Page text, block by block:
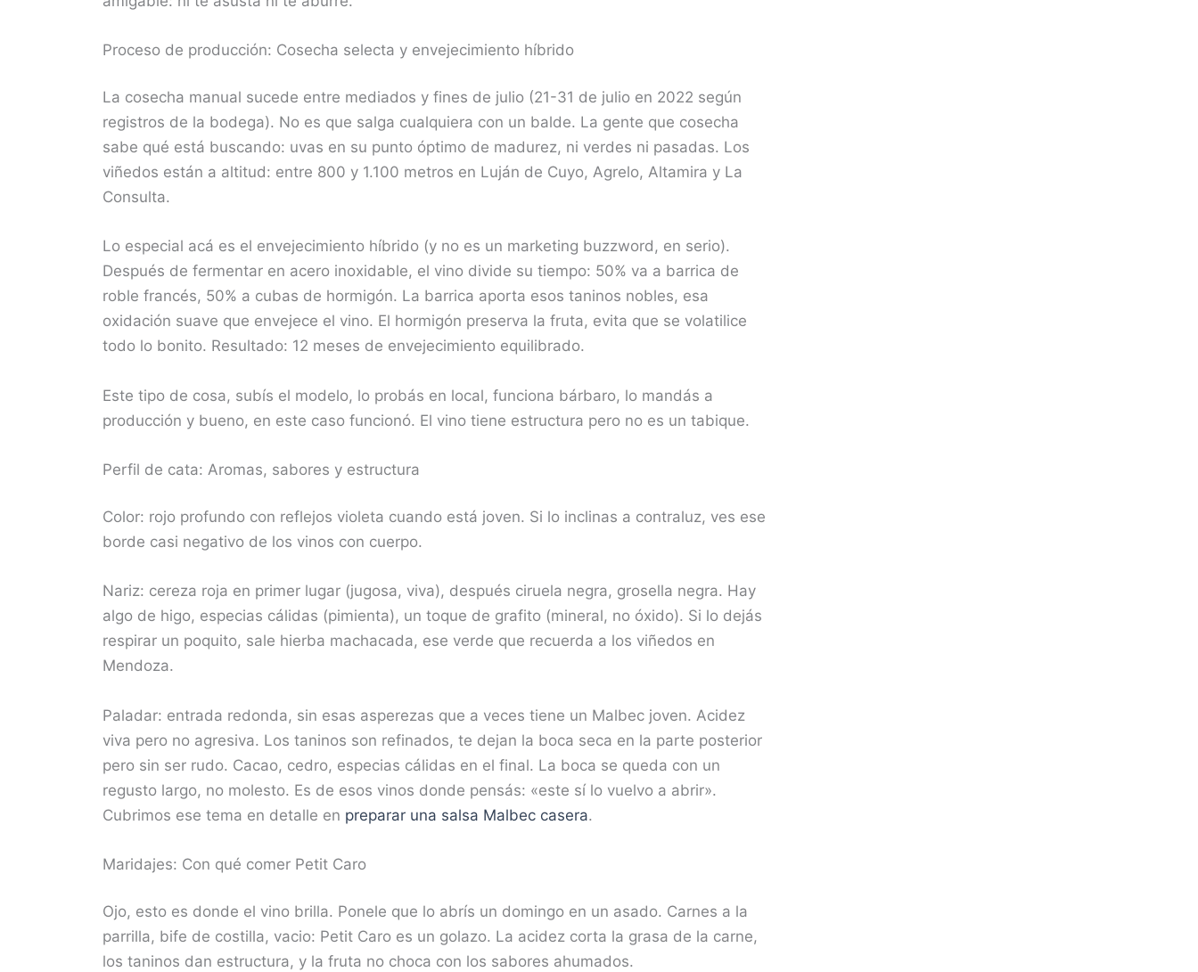
Proceso de producción: Cosecha selecta y envejecimiento híbrido
La cosecha manual sucede entre mediados y fines de julio (21-31 de julio en 2022 según
registros de la bodega). No es que salga cualquiera con un balde. La gente que cosecha
sabe qué está buscando: uvas en su punto óptimo de madurez, ni verdes ni pasadas. Los
viñedos están a altitud: entre 800 y 1.100 metros en Luján de Cuyo, Agrelo, Altamira y La
Consulta.
Lo especial acá es el envejecimiento híbrido (y no es un marketing buzzword, en serio).
Después de fermentar en acero inoxidable, el vino divide su tiempo: 50% va a barrica de
roble francés, 50% a cubas de hormigón. La barrica aporta esos taninos nobles, esa
oxidación suave que envejece el vino. El hormigón preserva la fruta, evita que se volatilice
todo lo bonito. Resultado: 12 meses de envejecimiento equilibrado.
Este tipo de cosa, subís el modelo, lo probás en local, funciona bárbaro, lo mandás a
producción y bueno, en este caso funcionó. El vino tiene estructura pero no es un tabique.
Perfil de cata: Aromas, sabores y estructura
Color: rojo profundo con reflejos violeta cuando está joven. Si lo inclinas a contraluz, ves ese
borde casi negativo de los vinos con cuerpo.
Nariz: cereza roja en primer lugar (jugosa, viva), después ciruela negra, grosella negra. Hay
algo de higo, especias cálidas (pimienta), un toque de grafito (mineral, no óxido). Si lo dejás
respirar un poquito, sale hierba machacada, ese verde que recuerda a los viñedos en
Mendoza.
Paladar: entrada redonda, sin esas asperezas que a veces tiene un Malbec joven. Acidez
viva pero no agresiva. Los taninos son refinados, te dejan la boca seca en la parte posterior
pero sin ser rudo. Cacao, cedro, especias cálidas en el final. La boca se queda con un
regusto largo, no molesto. Es de esos vinos donde pensás: «este sí lo vuelvo a abrir».
Cubrimos ese tema en detalle en preparar una salsa Malbec casera.
Maridajes: Con qué comer Petit Caro
Ojo, esto es donde el vino brilla. Ponele que lo abrís un domingo en un asado. Carnes a la
parrilla, bife de costilla, vacio: Petit Caro es un golazo. La acidez corta la grasa de la carne,
los taninos dan estructura, y la fruta no choca con los sabores ahumados.